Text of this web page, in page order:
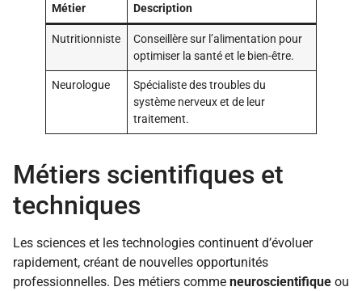
Métier Description
Nutritionniste
Conseillère sur l’alimentation pour
optimiser la santé et le bien-être.
Neurologue
Spécialiste des troubles du
système nerveux et de leur
traitement.
Métiers scientifiques et
techniques
Les sciences et les technologies continuent d’évoluer
rapidement, créant de nouvelles opportunités
professionnelles. Des métiers comme neuroscientifique ou